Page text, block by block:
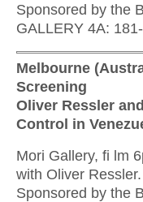
Sponsored by the
GALLERY 4A:
Melbourne
Screening
Oliver Ressler
Control in
Mori Gallery, fi lm
with Oliver Ressler.
Sponsored by the